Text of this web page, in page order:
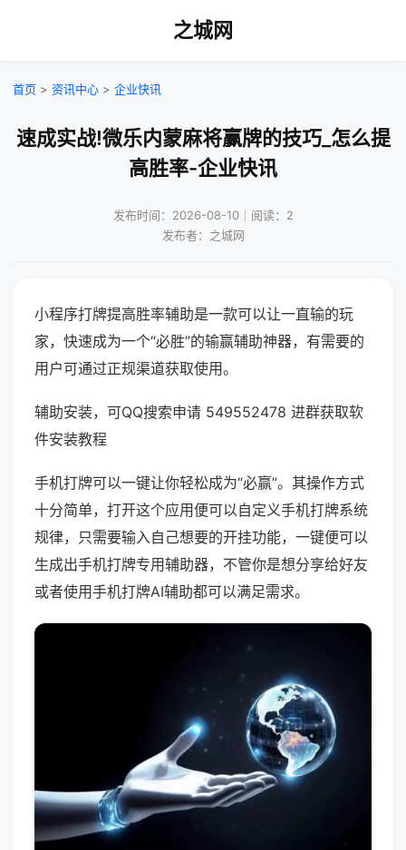
之城网
首页 > 资讯中心 > 企业快讯
速成实战!微乐内蒙麻将赢牌的技巧_怎么提
高胜率-企业快讯
发布时间：2026-08-10｜阅读：2
发布者：之城网
小程序打牌提高胜率辅助是一款可以让一直输的玩
家，快速成为一个“必胜”的输赢辅助神器，有需要的
用户可通过正规渠道获取使用。
辅助安装，可QQ搜索申请 549552478 进群获取软
件安装教程
手机打牌可以一键让你轻松成为“必赢”。其操作方式
十分简单，打开这个应用便可以自定义手机打牌系统
规律，只需要输入自己想要的开挂功能，一键便可以
生成出手机打牌专用辅助器，不管你是想分享给好友
或者使用手机打牌AI辅助都可以满足需求。